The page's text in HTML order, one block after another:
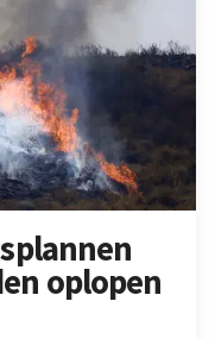
oplopen